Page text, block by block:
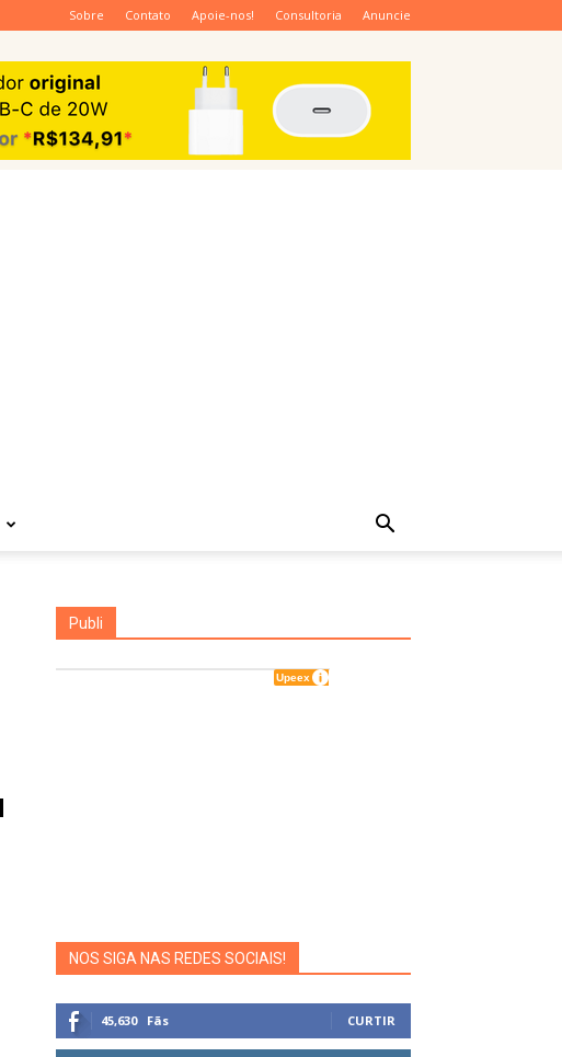
Sobre Contato Apoie-nos! Consultoria Anuncie
Publi
NOS SIGA NAS REDES SOCIAIS!
45,630 Fãs CURTIR